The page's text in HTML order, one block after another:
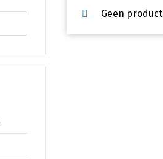
Geen